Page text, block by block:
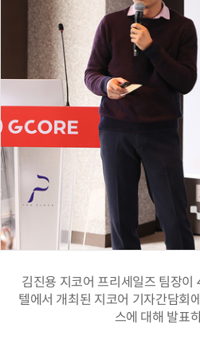
김진용 지코어 프리세일즈 팀장이
텔에서 개최된 지코어 기자간담회
스에 대해 발표